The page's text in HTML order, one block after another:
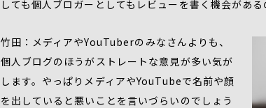
しても個人ブロガーとしてもレビューを書く機会がある
竹田：メディアやYouTuberのみなさんよりも、
個人ブログのほうがストレートな意見が多い気が
します。やっぱりメディアやYouTubeで名前や顔
を出していると悪いことを言いづらいのでしょう